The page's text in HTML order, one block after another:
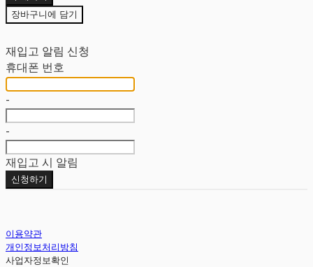
장바구니에 담기
재입고 알림 신청
휴대폰 번호
-
-
재입고 시 알림
신청하기
이용약관
개인정보처리방침
사업자정보확인